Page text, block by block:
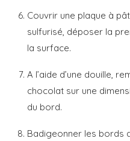
Couvrir une plaque à
sulfurisé, déposer la
la surface.
A l’aide d’une douille,
chocolat sur une
du bord.
Badigeonner les bords